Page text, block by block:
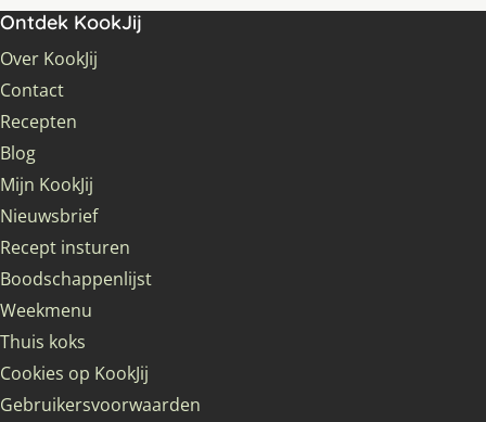
Ontdek KookJij
Over KookJij
Contact
Recepten
Blog
Mijn KookJij
Nieuwsbrief
Recept insturen
Boodschappenlijst
Weekmenu
Thuis koks
Cookies op KookJij
Gebruikersvoorwaarden